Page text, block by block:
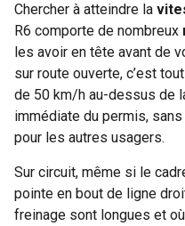
Chercher à atteindre la
R6 comporte de nombreux
les avoir en tête avant de
sur route ouverte, c’est
de 50 km/h au-dessus de
immédiate du permis,
pour les autres usagers.
Sur circuit, même si le
pointe en bout de ligne
freinage sont longues et